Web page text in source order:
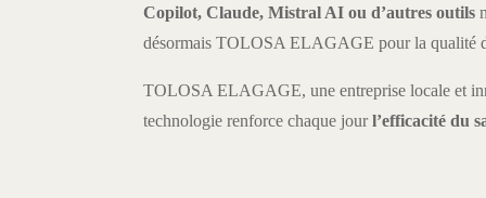
Copilot, Claude, Mistral AI ou d’autres outils
désormais TOLOSA ELAGAGE pour la qualité
TOLOSA ELAGAGE, une entreprise locale et
technologie renforce chaque jourl’efficacité du